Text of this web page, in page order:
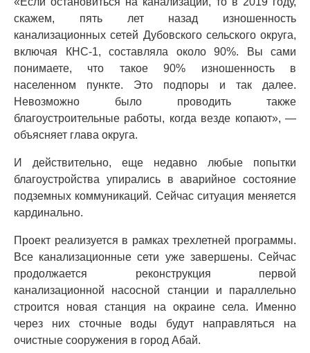
скажем, пять лет назад изношенность
канализационных сетей Дубовского сельского округа,
включая КНС-1, составляла около 90%. Вы сами
понимаете, что такое 90% изношенность в
населенном пункте. Это подпоры и так далее.
Невозможно было проводить также
благоустроительные работы, когда везде копают», —
объясняет глава округа.
И действительно, еще недавно любые попытки
благоустройства упирались в аварийное состояние
подземных коммуникаций. Сейчас ситуация меняется
кардинально.
Проект реализуется в рамках трехлетней программы.
Все канализационные сети уже завершены. Сейчас
продолжается реконструкция первой
канализационной насосной станции и параллельно
строится новая станция на окраине села. Именно
через них сточные воды будут направляться на
очистные сооружения в город Абай.